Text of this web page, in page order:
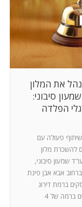
את המלון
סיבוני:
הפלדה
פעולה עם
להשכרת מלון
שמעון סיבוני,
אבא אבן פינת
ברמת דירוג
מסוג B עירוני שווה ערך למלונות בינלאומיים ברמה של 4